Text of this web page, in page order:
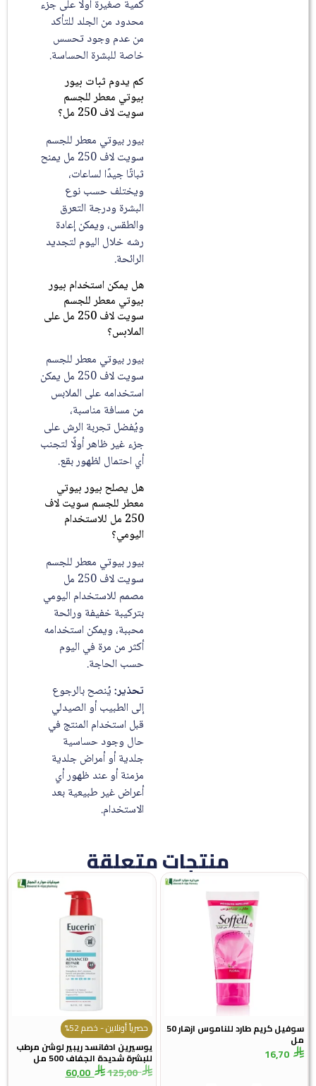
كمية صغيرة أولًا على جزء
محدود من الجلد للتأكد
من عدم وجود تحسس
خاصة للبشرة الحساسة.
كم يدوم ثبات بيور
بيوتي معطر للجسم
سويت لاف 250 مل؟
بيور بيوتي معطر للجسم
سويت لاف 250 مل يمنح
ثباتًا جيدًا لساعات،
ويختلف حسب نوع
البشرة ودرجة التعرق
والطقس، ويمكن إعادة
رشه خلال اليوم لتجديد
الرائحة.
هل يمكن استخدام بيور
بيوتي معطر للجسم
سويت لاف 250 مل على
الملابس؟
بيور بيوتي معطر للجسم
سويت لاف 250 مل يمكن
استخدامه على الملابس
من مسافة مناسبة،
ويُفضل تجربة الرش على
جزء غير ظاهر أولًا لتجنب
أي احتمال لظهور بقع.
هل يصلح بيور بيوتي
معطر للجسم سويت لاف
250 مل للاستخدام
اليومي؟
بيور بيوتي معطر للجسم
سويت لاف 250 مل
مصمم للاستخدام اليومي
بتركيبة خفيفة ورائحة
محببة، ويمكن استخدامه
أكثر من مرة في اليوم
حسب الحاجة.
تحذير:يُنصح بالرجوع
إلى الطبيب أو الصيدلي
قبل استخدام المنتج في
حال وجود حساسية
جلدية أو أمراض جلدية
مزمنة أو عند ظهور أي
أعراض غير طبيعية بعد
الاستخدام.
منتجات متعلقة
سوفيل كريم طارد للناموس ازهار 50
حصرياً أونلاين - خصم 52%
يوسيرين ادفانسد ريبير لوشن مرطب
للبشرة شديدة الجفاف 500 مل
125,00
60,00